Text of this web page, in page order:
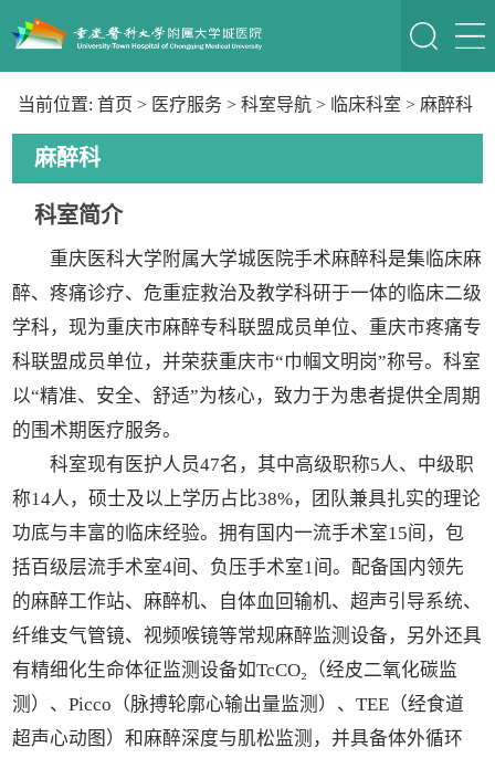
当前位置: 首页 > 医疗服务 > 科室导航 > 临床科室 > 麻醉科
麻醉科
科室简介
重庆医科大学附属大学城医院手术麻醉科是集临床麻
醉、疼痛诊疗、危重症救治及教学科研于一体的临床二级
学科，现为重庆市麻醉专科联盟成员单位、重庆市疼痛专
科联盟成员单位，并荣获重庆市“巾帼文明岗”称号。科室
以“精准、安全、舒适”为核心，致力于为患者提供全周期
的围术期医疗服务。
科室现有医护人员47名，其中高级职称5人、中级职
称14人，硕士及以上学历占比38%，团队兼具扎实的理论
功底与丰富的临床经验。拥有国内一流手术室15间，包
括百级层流手术室4间、负压手术室1间。配备国内领先
的麻醉工作站、麻醉机、自体血回输机、超声引导系统、
纤维支气管镜、视频喉镜等常规麻醉监测设备，另外还具
有精细化生命体征监测设备如TcCO₂（经皮二氧化碳监
测）、Picco（脉搏轮廓心输出量监测）、TEE（经食道
超声心动图）和麻醉深度与肌松监测，并具备体外循环